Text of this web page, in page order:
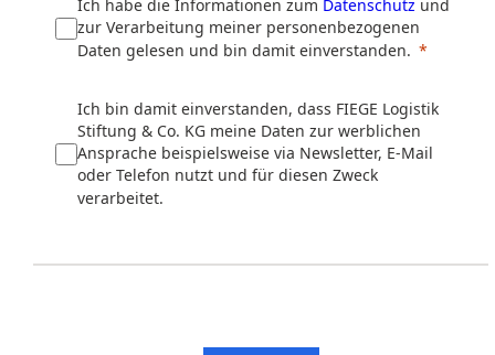
Ich habe die Informationen zum Datenschutz und
zur Verarbeitung meiner personenbezogenen
Daten gelesen und bin damit einverstanden.
Ich bin damit einverstanden, dass FIEGE Logistik
Stiftung & Co. KG meine Daten zur werblichen
Ansprache beispielsweise via Newsletter, E-Mail
oder Telefon nutzt und für diesen Zweck
verarbeitet.